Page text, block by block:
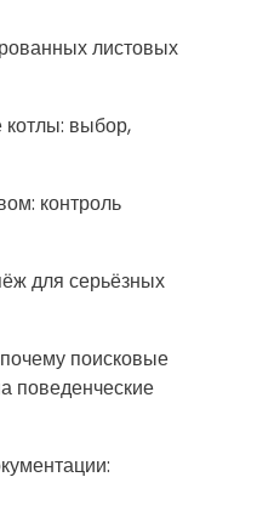
листовых
котлы: выбор,
контроль
для серьёзных
поисковые
поведенческие